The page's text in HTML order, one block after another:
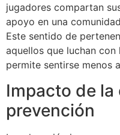
jugadores compartan
apoyo en una
Este sentido de
aquellos que luchan
permite sentirse menos
Impacto de la
prevención